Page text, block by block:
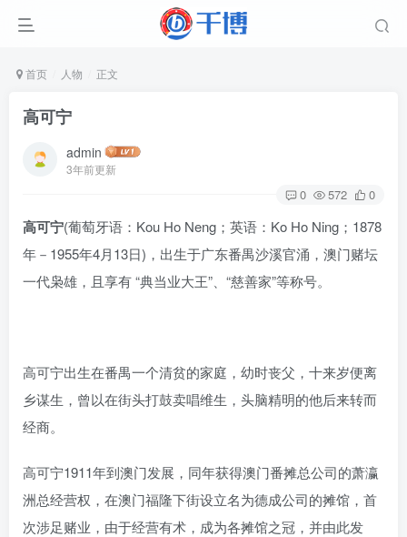
首页 人物 正文
高可宁
admin
3年前更新
0 572 0
高可宁(葡萄牙语：Kou Ho Neng；英语：Ko Ho Ning；1878
年－1955年4月13日)，出生于广东番禺沙溪官涌，澳门赌坛
一代枭雄，且享有 “典当业大王”、“慈善家”等称号。
高可宁出生在番禺一个清贫的家庭，幼时丧父，十来岁便离
乡谋生，曾以在街头打鼓卖唱维生，头脑精明的他后来转而
经商。
高可宁1911年到澳门发展，同年获得澳门番摊总公司的萧瀛
洲总经营权，在澳门福隆下街设立名为德成公司的摊馆，首
次涉足赌业，由于经营有术，成为各摊馆之冠，并由此发